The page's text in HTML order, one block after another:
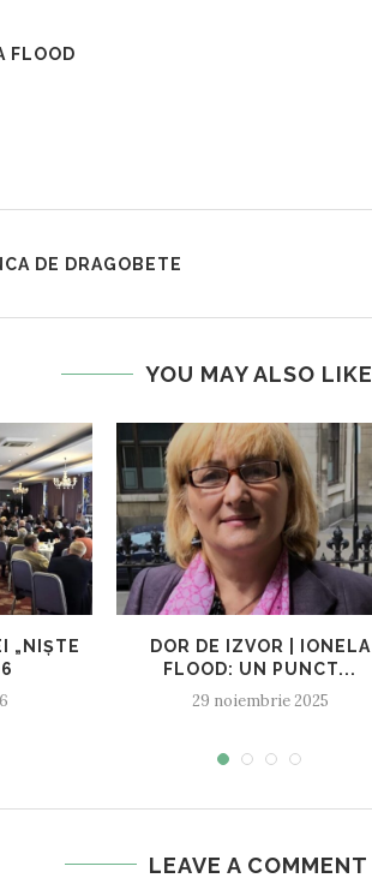
FLOOD
DE DRAGOBETE
YOU MAY ALSO LIKE
„NIȘTE
DOR DE IZVOR | IONELA
FLOOD: UN PUNCT...
29 noiembrie 2025
LEAVE A COMMENT